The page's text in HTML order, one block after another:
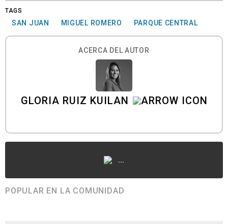
TAGS
SAN JUAN MIGUEL ROMERO PARQUE CENTRAL
ACERCA DEL AUTOR
GLORIA RUIZ KUILAN
...
POPULAR EN LA COMUNIDAD